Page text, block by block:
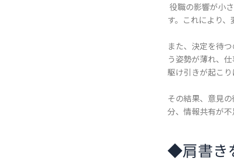
役職の影響が小
す。これにより
また、決定を待
う姿勢が薄れ、
駆け引きが起こ
その結果、意見
分、情報共有が
◆肩書き